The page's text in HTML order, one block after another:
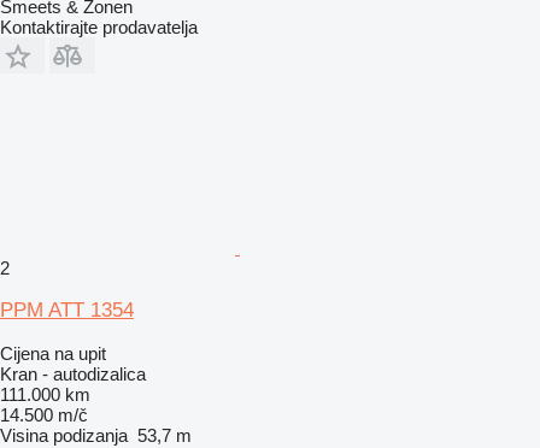
Smeets & Zonen
Kontaktirajte prodavatelja
2
PPM ATT 1354
Cijena na upit
Kran - autodizalica
111.000 km
14.500 m/č
Visina podizanja 53,7 m